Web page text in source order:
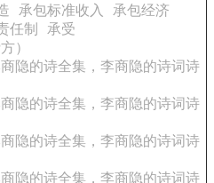
承包标准收入
承包经济
任制
承受
）
隐的诗全集，李商隐的诗词诗
隐的诗全集，李商隐的诗词诗
隐的诗全集，李商隐的诗词诗
隐的诗全集，李商隐的诗词诗